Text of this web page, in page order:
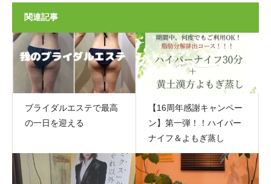
関連記事
ブライダルエステで最高
の一日を迎える
【16周年感謝キャンペー
ン】第一弾！！ハイパー
ナイフ＆よもぎ蒸し